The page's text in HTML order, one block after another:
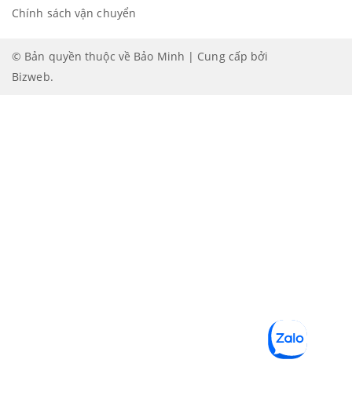
Chính sách vận chuyển
© Bản quyền thuộc về Bảo Minh | Cung cấp bởi
Bizweb.